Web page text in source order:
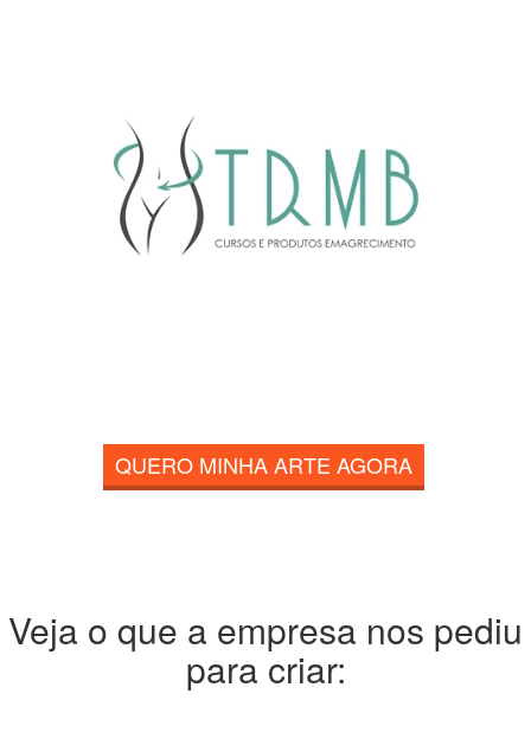
QUERO MINHA ARTE AGORA
Veja o que a empresa nos pediu
para criar: